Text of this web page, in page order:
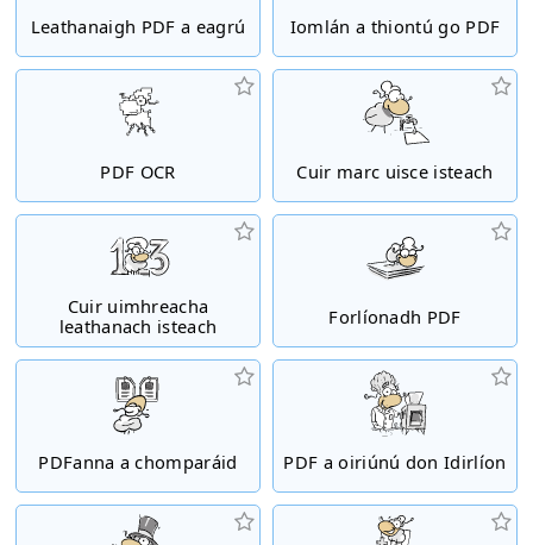
Leathanaigh PDF a eagrú Iomlán a thiontú go PDF
PDF OCR Cuir marc uisce isteach
Cuir uimhreacha
leathanach isteach
Forlíonadh PDF
PDFanna a chomparáid PDF a oiriúnú don Idirlíon